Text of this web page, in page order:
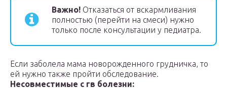
Важно! Отказаться от вскармливания
полностью (перейти на смеси) нужно
только после консультации у педиатра.
Если заболела мама новорожденного грудничка, то
ей нужно также пройти обследование.
Несовместимые с гв болезни: